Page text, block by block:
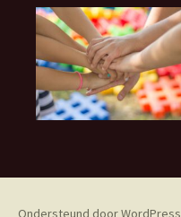
Ondersteund door WordPress